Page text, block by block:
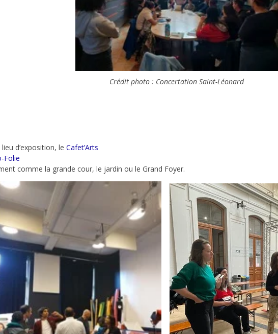
Crédit photo : Concertation Saint-Léonard
d’exposition, le Cafet’Arts
Folie
comme la grande cour, le jardin ou le Grand Foyer.